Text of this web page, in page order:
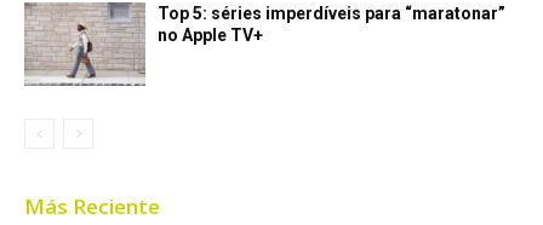
Top 5: séries imperdíveis para “maratonar”
no Apple TV+
Más Reciente